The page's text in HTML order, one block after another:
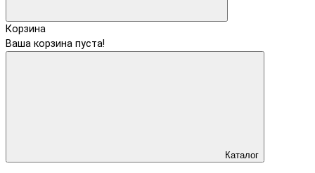
Корзина
Ваша корзина пуста!
Каталог